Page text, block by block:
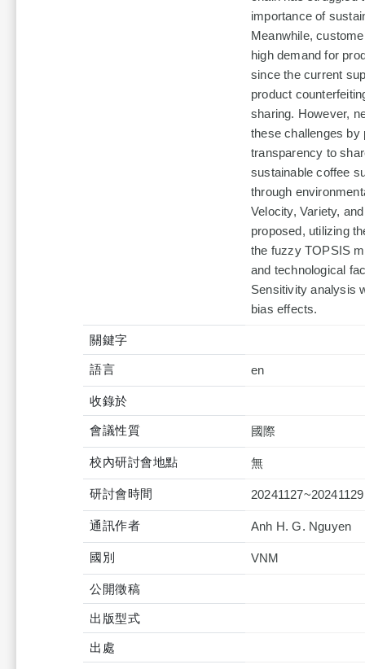
importance of
Meanwhile,
high demand for
since the current
product
sharing. However,
these challenges by
transparency to
sustainable coffee
through
Velocity, Variety,
proposed, utilizing
the fuzzy TOPSIS
and technological
Sensitivity analysis
bias effects.
關鍵字
語言 en
收錄於
會議性質 國際
校內研討會地點 無
研討會時間 20241127~20241129
通訊作者 Anh H. G. Nguyen
國別 VNM
公開徵稿
出版型式
出處